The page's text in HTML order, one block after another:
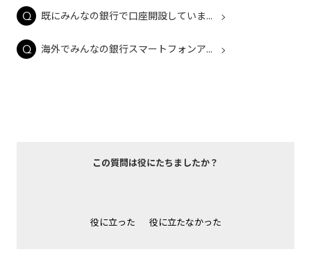
既にみんなの銀行で口座開設していま...
海外でみんなの銀行スマートフォンア...
この質問は役にたちましたか？
役に立った 役に立たなかった